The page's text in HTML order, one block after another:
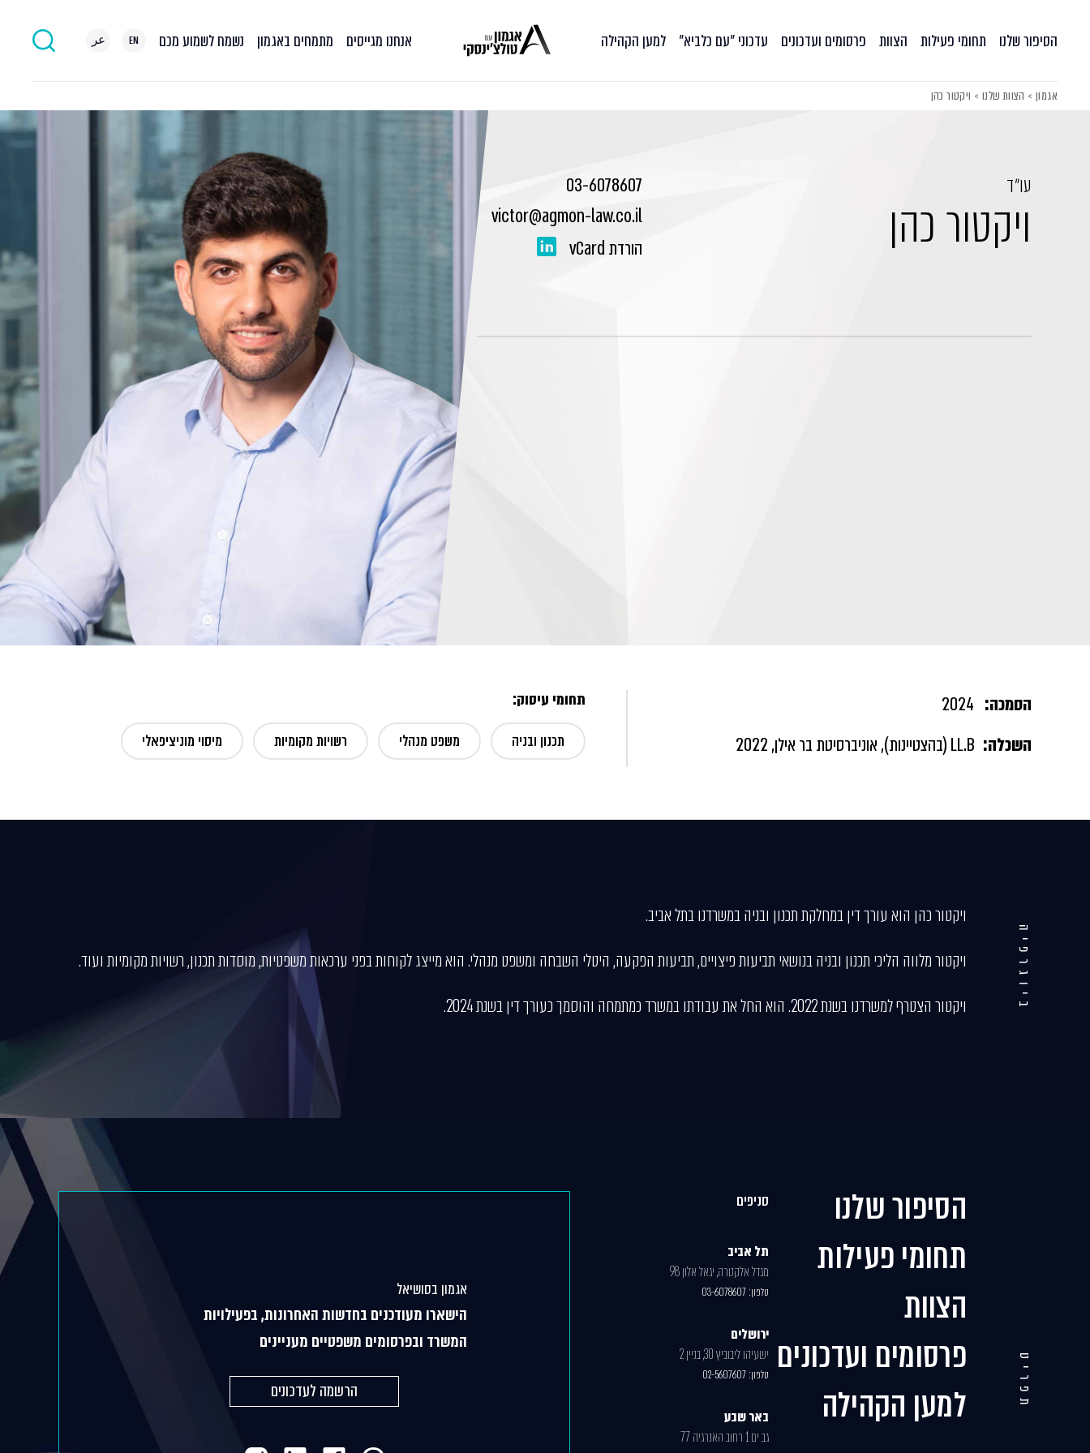
הסיפור שלנו תחומי פעילות הצוות פרסומים ועדכונים עדכוני ״עם כלביא״ למען הקהילה אנחנו מגייסים מתמחים באגמון נשמח לשמוע מכם EN عر
אגמון > הצוות שלנו > ויקטור כהן
עו״ד
ויקטור כהן
03-6078607
victor@agmon-law.co.il
הורדת vCard
הסמכה:
השכלה: LL.B (בהצטיינות), אוניברסיטת בר אילן, 2022
תחומי עיסוק:
תכנון ובניה
משפט מנהלי רשויות מקומיות מיסוי מוניציפאלי
ביוגרפיה
ויקטור כהן הוא עורך דין במחלקת תכנון ובניה במשרדנו בתל אביב.
ויקטור מלווה הליכי תכנון ובניה בנושאי תביעות פיצויים, תביעות הפקעה, היטלי השבחה ומשפט מנהלי. הוא מייצג לקוחות בפני ערכאות משפטיות, מוסדות תכנון, רשויות מקומיות ועוד.
ויקטור הצטרף למשרדנו בשנת 2022. הוא החל את עבודתו במשרד כמתמחה והוסמך כעורך דין בשנת 2024.
תפריט
הסיפור שלנו
תחומי פעילות
הצוות
פרסומים ועדכונים
למען הקהילה
סניפים
תל אביב
מגדל אלקטרה, יגאל אלון 98
טלפון: 03-6078607
ירושלים
ישעיהו ליבוביץ 30, בניין 2
טלפון: 02-5607607
באר שבע
גב ים 1 רחוב האנרגיה 77
אגמון בסושיאל
הישארו מעודכנים בחדשות האחרונות, בפעילויות
המשרד ובפרסומים משפטיים מעניינים
הרשמה לעדכונים